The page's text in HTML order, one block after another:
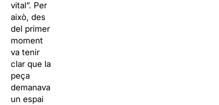
vital”. Per
això, des
del primer
moment
va tenir
clar que la
peça
demanava
un espai